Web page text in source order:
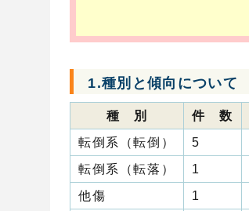
1.種別と傾向について
種 別 件 数
転倒系（転倒）
5
転倒系（転落）
1
他傷
1